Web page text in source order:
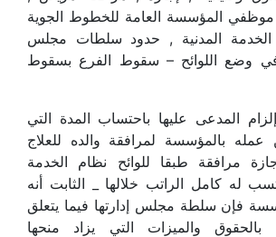
موظفي المؤسسة العامة للخطوط الجوية
الخدمة المدنية , حدود سلطات مجلس
وضع اللوائح – سقوط الفرع بسقوط
المدعى عليها باحتساب المدة التي
عمله بالمؤسسة لمرافقة والده للعلاج
مرافقة طبقا للوائح نظام الخدمة
له كامل الراتب خلالها _ الثابت أنه
فإن سلطة مجلس إدارتها فيما يتعلق
بالحقوق والميزات التي يزاد منحها